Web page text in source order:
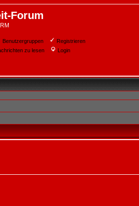
Forum
Benutzergruppen
Registrieren
zu lesen Login